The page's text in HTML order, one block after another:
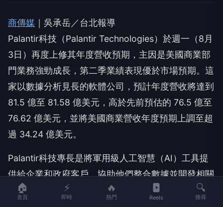
商傳媒 ｜吳承岳／台北報導
Palantir科技（Palantir Technologies）於週一（8月
3日）再度上修其年度營收預期，主因是美國商業部
門業務強勁成長，第二季業績表現優於市場預期。這
家以數據分析見長的軟體公司，預計年度營收將達到
81.5 億至 81.58 億美元，高於先前預估的 76.5 億至
76.62 億美元，並將美國商業營收年度預期上調至超
過 34.24 億美元。
Palantir科技專長是將軍用級人工智慧（AI）工具提
供給企業和政府客戶，協助他們整合數據並開發相關
技術，以便從自身的數據中做出決策。執行長亞力克
🏠
首頁
⚡
即時
🔥
熱門 Reels
🔍
搜尋